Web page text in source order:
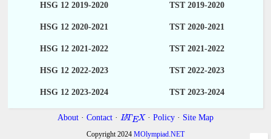
HSG 12 2019-2020 TST 2019-2020
HSG 12 2020-2021 TST 2020-2021
HSG 12 2021-2022 TST 2021-2022
HSG 12 2022-2023 TST 2022-2023
HSG 12 2023-2024 TST 2023-2024
About· Contact· LATEX·Policy · Site Map
Copyright 2024 MOlympiad.NET